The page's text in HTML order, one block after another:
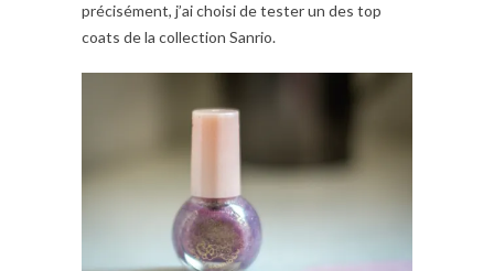
précisément, j’ai choisi de tester un des top
coats de la collection Sanrio.